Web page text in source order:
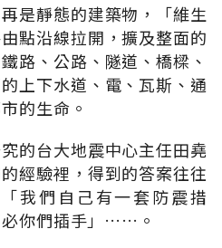
是靜態的建築物，「維生
點沿線拉開，擴及整面的
路、公路、隧道、橋樑、
上下水道、電、瓦斯、通
的生命。
的台大地震中心主任田堯
經驗裡，得到的答案往往
我們自己有一套防震措
你們插手」……。